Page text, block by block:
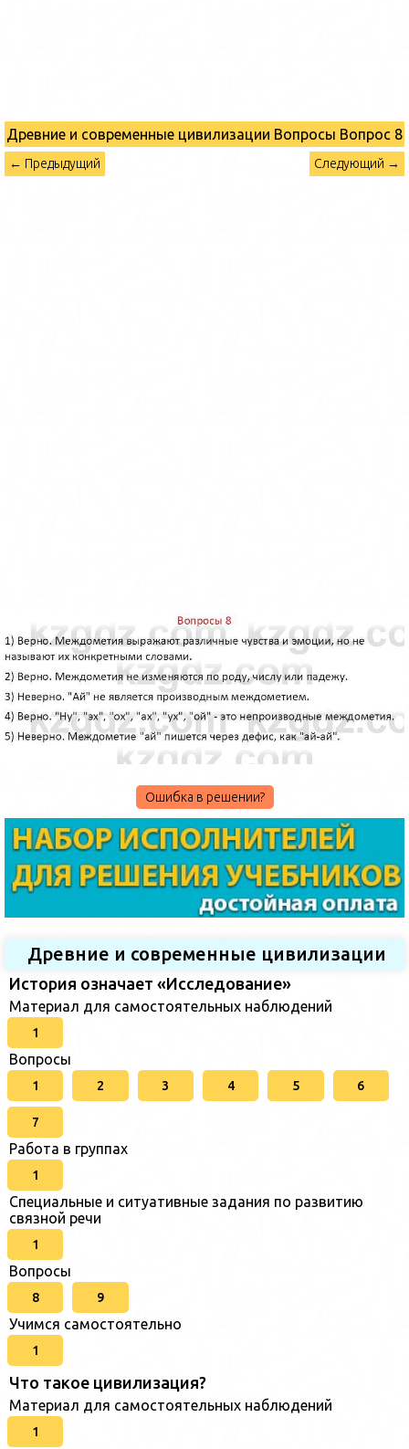
Древние и современные цивилизации Вопросы Вопрос 8
← Предыдущий Следующий →
Ошибка в решении?
Древние и современные цивилизации
История означает «Исследование»
Материал для самостоятельных наблюдений
1
Вопросы
1 2 3 4 5 6
7
Работа в группах
1
Специальные и ситуативные задания по развитию
связной речи
1
Вопросы
8 9
Учимся самостоятельно
1
Что такое цивилизация?
Материал для самостоятельных наблюдений
1